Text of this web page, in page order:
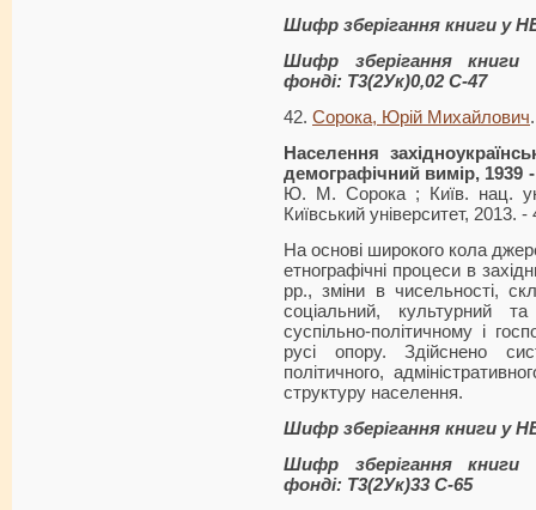
Шифр зберігання книги у
Шифр зберігання книги
фонді: Т3(2Ук)0,02 С-47
42. Сорока, Юрій Михайлович.
Населення
демографічний вимір, 1939 -
Ю. М. Сорока ; Київ. нац.
Київський університет, 2013. -
На основі широкого кола
етнографічні процеси в
рр., зміни в чисельності,
соціальний, культурний
суспільно-політичному і
русі опору. Здійснено
політичного,
структуру населення.
Шифр зберігання книги у
Шифр зберігання книги
фонді: Т3(2Ук)33 С-65